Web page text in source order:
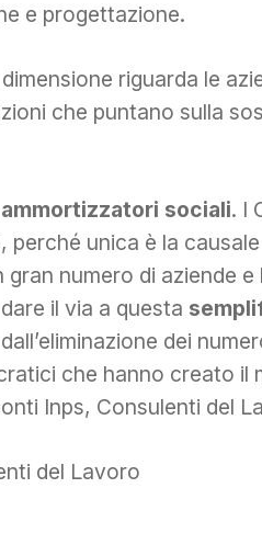
e progettazione.
riguarda le
che puntano sulla
sociali. I
, perché unica è la
gran numero di aziende
il via a questa
dei
che hanno creato il
Inps, Consulenti del
del Lavoro